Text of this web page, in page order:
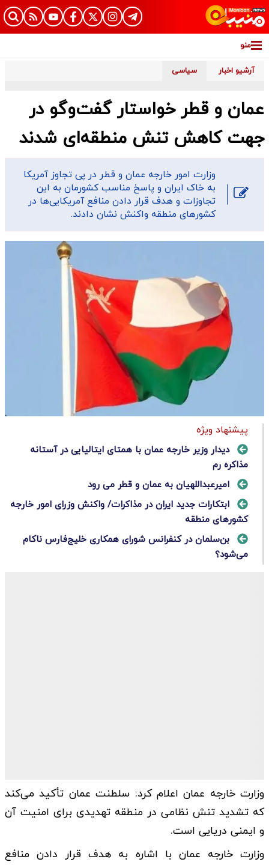
منو
آرشیو اخبار سیاسی
عمان و قطر خواستار گفت‌وگو در
جهت کاهش تنش‌ منطقه‌ای شدند
وزارت امور خارجه عمان و قطر در پی تجاوز آمریکا
به خاک ایران و پاسخ مناسب کشورمان به این
تجاوزات و هدف قرار دادن منافع‌ آمریکایی‌ها در
کشورهای منطقه واکنش نشان دادند.
پیشنهاد ویژه
دیدار وزیر خارجه عمان با همتای ایتالیایی در آستانه
مذاکره رم
امیرعبداللهیان به عمان و قطر می رود
ابتکارات جدید ایران در مذاکرات/ واکنش وزرای امور خارجه
کشورهای منطقه
بن‌سلمان در کنفرانس شورای همکاری خلیج‌فارس ناکام
می‌شود؟
وزارت خارجه عمان اعلام کرد: سلطنت عمان تأکید می‌کند
که تشدید تنش نظامی در منطقه تهدیدی برای امنیت آن
و ایمنی دریایی است.
وزارت خارجه عمان با اشاره به هدف قرار دادن منافع